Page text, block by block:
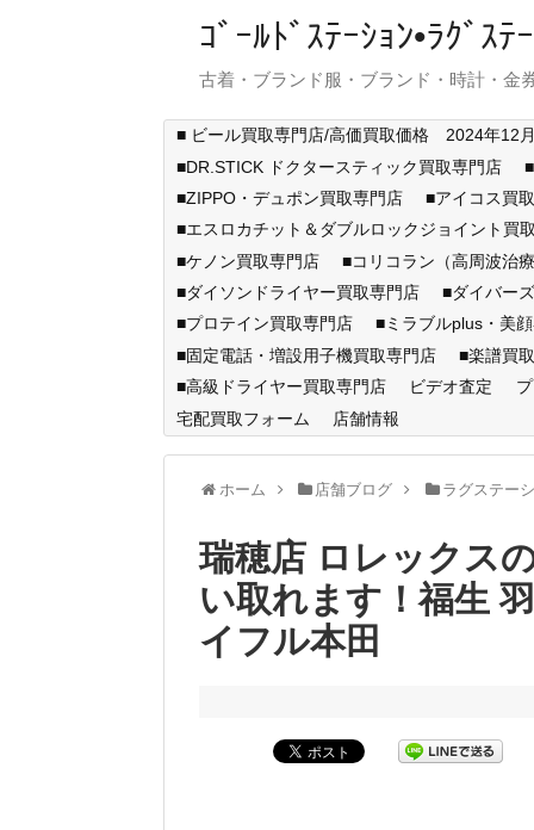
ｺﾞｰﾙﾄﾞｽﾃｰｼｮﾝ•ﾗｸﾞｽ
古着・ブランド服・ブランド・時計・
■ ビール買取専門店/高価買取価格 2024年12
■DR.STICK ドクタースティック買取専門店
■ZIPPO・デュポン買取専門店
■アイコス買
■エスロカチット＆ダブルロックジョイント買
■ケノン買取専門店
■コリコラン（高周波治
■ダイソンドライヤー買取専門店
■ダイバー
■プロテイン買取専門店
■ミラブルplus・美
■固定電話・増設用子機買取専門店
■楽譜買
■高級ドライヤー買取専門店
ビデオ査定
宅配買取フォーム
店舗情報
ホーム 店舗ブログ ラグステー
瑞穂店 ロレックス
い取れます！福生
イフル本田